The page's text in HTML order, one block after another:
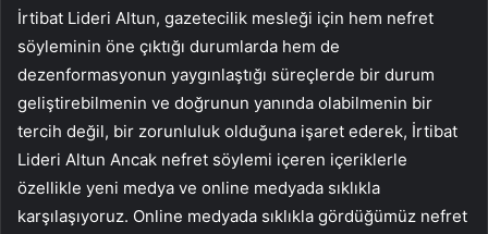
İrtibat Lideri Altun, gazetecilik mesleği için hem nefret
söyleminin öne çıktığı durumlarda hem de
dezenformasyonun yaygınlaştığı süreçlerde bir durum
geliştirebilmenin ve doğrunun yanında olabilmenin bir
tercih değil, bir zorunluluk olduğuna işaret ederek, İrtibat
Lideri Altun Ancak nefret söylemi içeren içeriklerle
özellikle yeni medya ve online medyada sıklıkla
karşılaşıyoruz. Online medyada sıklıkla gördüğümüz nefret